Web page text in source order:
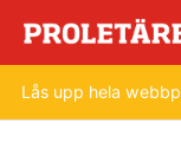
Lås upp hela